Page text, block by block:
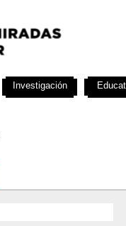
Investigación